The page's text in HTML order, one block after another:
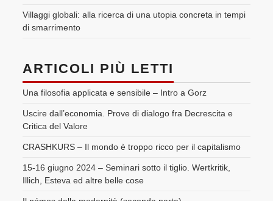
Villaggi globali: alla ricerca di una utopia concreta in tempi
di smarrimento
ARTICOLI PIÙ LETTI
Una filosofia applicata e sensibile – Intro a Gorz
Uscire dall’economia. Prove di dialogo fra Decrescita e
Critica del Valore
CRASHKURS – Il mondo è troppo ricco per il capitalismo
15-16 giugno 2024 – Seminari sotto il tiglio. Wertkritik,
Illich, Esteva ed altre belle cose